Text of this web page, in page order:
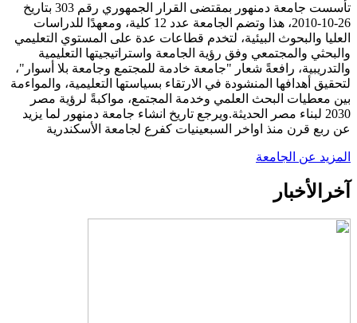
تأسست جامعة دمنهور بمقتضى القرار الجمهوري رقم 303 بتاريخ
26-10-2010، هذا وتضم الجامعة عدد 12 كلية، ومعهدًا للدراسات
العليا والبحوث البيئية، لتخدم قطاعات عدة على المستوي التعليمي
والبحثي والمجتمعي وفق رؤية الجامعة واستراتيجيتها التعليمية
والتدريبية، رافعةً شعار "جامعة خادمة للمجتمع وجامعة بلا أسوار"،
لتحقيق أهدافها المنشودة في الارتقاء بسياستها التعليمية، والمواءمة
بين معطيات البحث العلمي وخدمة المجتمع، مواكبةً لرؤية مصر
2030 لبناء مصر الحديثة.ويرجع تاريخ انشاء جامعة دمنهور لما يزيد
عن ربع قرن منذ اواخر السبعينيات كفرع لجامعة الأسكندرية
المزيد عن الجامعة
آخر الأخبار